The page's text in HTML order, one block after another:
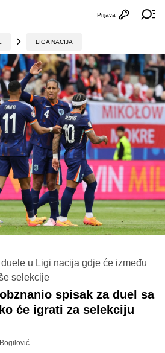
Otvori
Prijava
LIGA NACIJA
u Ligi nacija gdje će između
selekcije
spisak za duel sa
će igrati za selekciju